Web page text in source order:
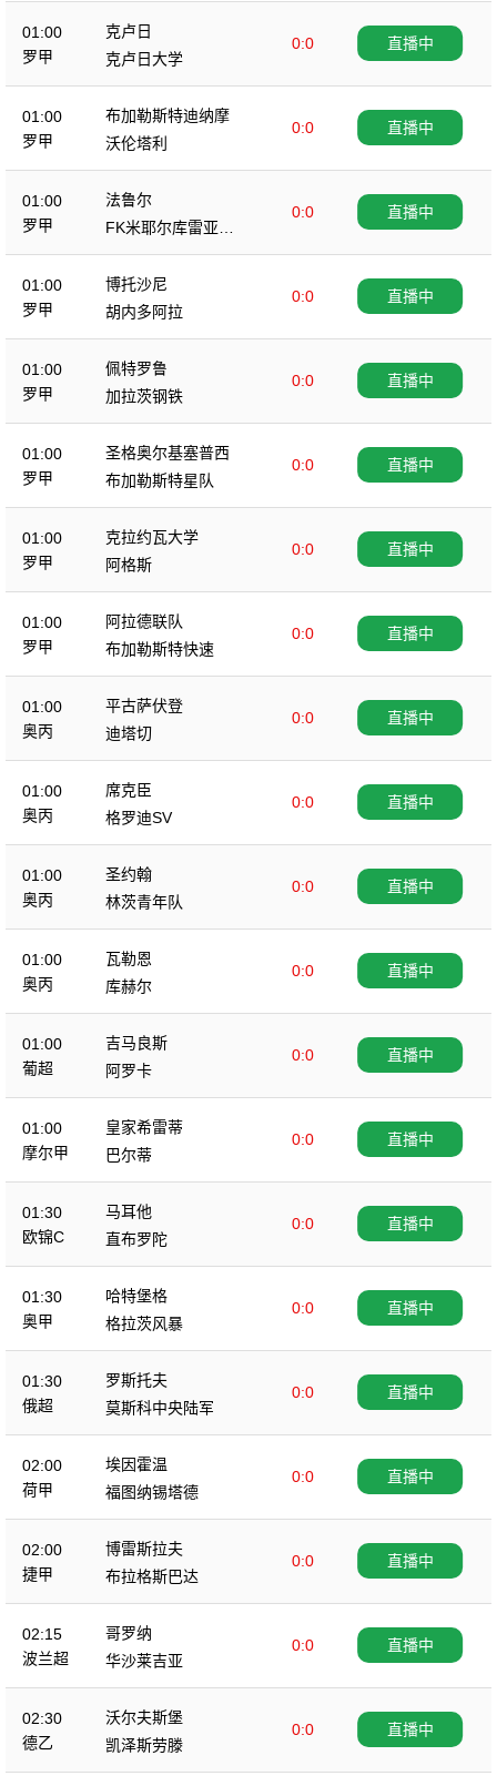
01:00
罗甲
克卢日
0:0
克卢日大学
直播中
01:00
罗甲
布加勒斯特迪纳摩
0:0
沃伦塔利
直播中
01:00
罗甲
法鲁尔
0:0
FK米耶尔库雷亚丘
克
直播中
01:00
罗甲
博托沙尼
0:0
胡内多阿拉
直播中
01:00
罗甲
佩特罗鲁
0:0
加拉茨钢铁
直播中
01:00
罗甲
圣格奥尔基塞普西
0:0
布加勒斯特星队
直播中
01:00
罗甲
克拉约瓦大学
0:0
阿格斯
直播中
01:00
罗甲
阿拉德联队
0:0
布加勒斯特快速
直播中
01:00
奥丙
平古萨伏登
0:0
迪塔切
直播中
01:00
奥丙
席克臣
0:0
格罗迪SV
直播中
01:00
奥丙
圣约翰
0:0
林茨青年队
直播中
01:00
奥丙
瓦勒恩
0:0
库赫尔
直播中
01:00
葡超
吉马良斯
0:0
阿罗卡
直播中
01:00
摩尔甲
皇家希雷蒂
0:0
巴尔蒂
直播中
01:30
欧锦C
马耳他
0:0
直布罗陀
直播中
01:30
奥甲
哈特堡格
0:0
格拉茨风暴
直播中
01:30
俄超
罗斯托夫
0:0
莫斯科中央陆军
直播中
02:00
荷甲
埃因霍温
0:0
福图纳锡塔德
直播中
02:00
捷甲
博雷斯拉夫
0:0
布拉格斯巴达
直播中
02:15
波兰超
哥罗纳
0:0
华沙莱吉亚
直播中
02:30
德乙
沃尔夫斯堡
0:0
凯泽斯劳滕
直播中